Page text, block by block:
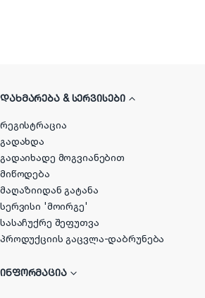
ᲓᲐᲮᲛᲐᲠᲔᲑᲐ & ᲡᲔᲠᲕᲘᲡᲔᲑᲘ
რეგისტრაცია
გადახდა
გადაიხადე მოგვიანებით
მიწოდება
მაღაზიიდან გატანა
სერვისი 'მოირგე'
სასაჩუქრე შეფუთვა
პროდუქციის გაცვლა-დაბრუნება
ᲘᲜᲤᲝᲠᲛᲐᲪᲘᲐ